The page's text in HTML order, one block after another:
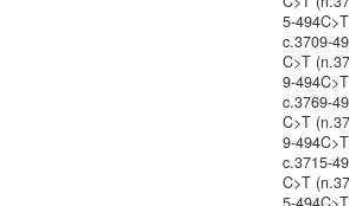
5-
c.3709-
C>T
9-
c.3769-
C>T
9-
c.3715-
C>T